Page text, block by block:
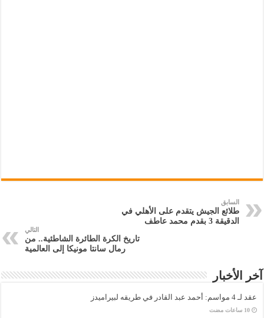
السابق
طلائع الجيش يتقدم على الأهلي في
الدقيقة 3 بقدم محمد عاطف
التالي
تاريخ الكرة الطائرة الشاطئية.. من
رمال سانتا مونيكا إلى العالمية
آخر الأخبار
عقد لـ 4 مواسم: أحمد عبد القادر في طريقه لبيراميدز
‏10 ساعات مضت